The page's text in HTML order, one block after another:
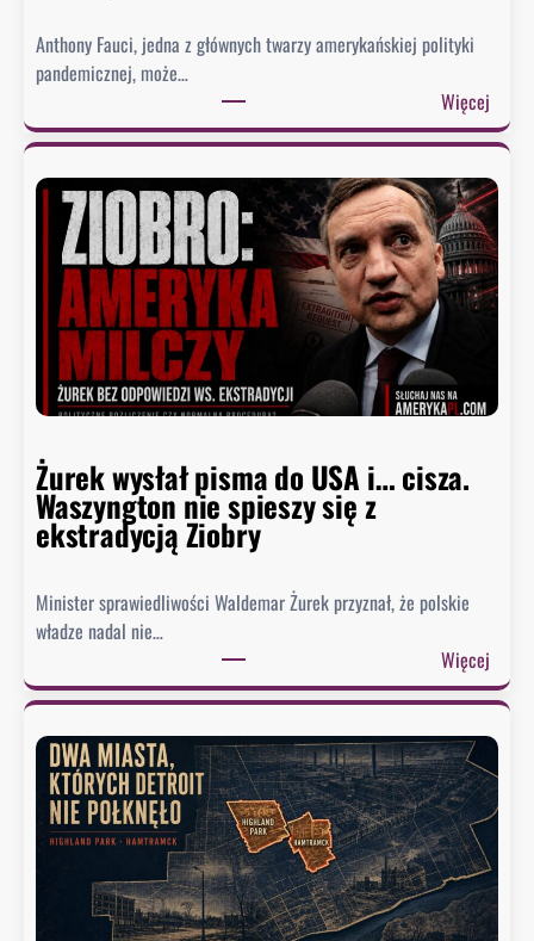
Anthony Fauci, jedna z głównych twarzy amerykańskiej polityki
pandemicznej, może…
Więcej:
S
n
a
t
u
d
a
o
.
B
ł
y
o
r
a
Żurek wysłał pisma do USA i… cisza.
Waszyngton nie spieszy się z
ekstradycją Ziobry
Minister sprawiedliwości Waldemar Żurek przyznał, że polskie
władze nadal nie…
Więcej:
Ż
r
e
k
w
y
s
ł